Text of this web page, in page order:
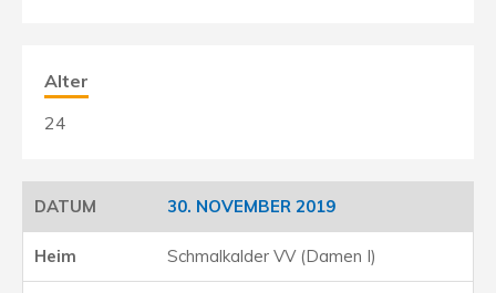
Alter
24
30. NOVEMBER 2019
Schmalkalder VV (Damen I)